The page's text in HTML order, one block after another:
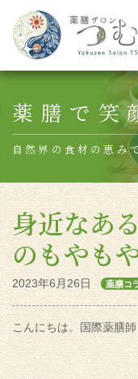
Main
薬膳で笑
自然界の食材の恵み
身近なあ
のもやも
2023年6月26日 薬膳コ
こんにちは。国際薬